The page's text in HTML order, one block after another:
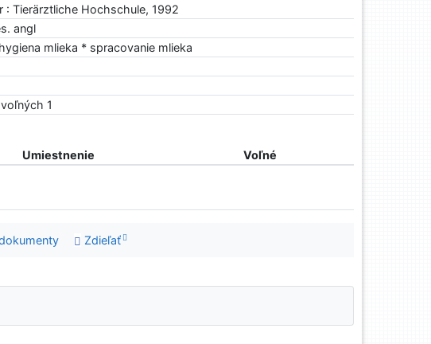
: Tierärztliche Hochschule, 1992
angl
mlieka * spracovanie mlieka
1
Umiestnenie
Voľné
Zdieľať